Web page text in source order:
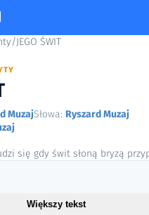
/JEGO ŚWIT
MuzajSłowa: Ryszard Muzaj
się gdy świt słoną bryzą
Większy tekst